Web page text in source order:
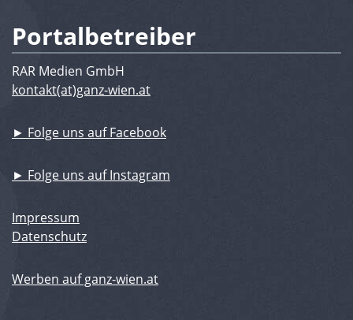
Portalbetreiber
RAR Medien GmbH
kontakt(at)ganz-wien.at
► Folge uns auf Facebook
► Folge uns auf Instagram
Impressum
Datenschutz
Werben auf ganz-wien.at